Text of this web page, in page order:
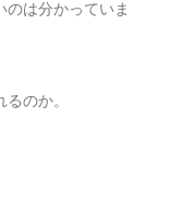
のは分かっていま
のか。